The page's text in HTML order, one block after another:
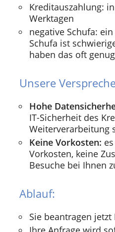
Kreditauszahlung:
Werktagen
negative Schufa:
Schufa ist
haben das oft
Unsere
Hohe
IT-Sicherheit des
Weiterverarbeitung
Keine Vorkosten:
Vorkosten, keine
Besuche bei Ihnen
Ablauf:
Sie beantragen